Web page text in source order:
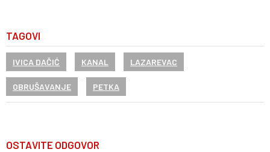
TAGOVI
IVICA DAČIĆ KANAL LAZAREVAC
OBRUŠAVANJE PETKA
OSTAVITE ODGOVOR